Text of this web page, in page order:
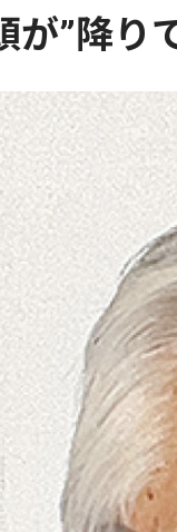
が”降り